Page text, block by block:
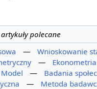
artykuły polecane
— Wnioskowanie
— Ekonometria
Model — Badania
— Metoda